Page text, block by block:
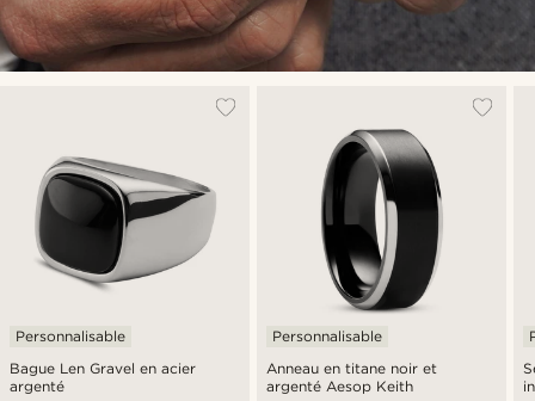
Bague Len Gravel en acier
argenté
Personnalisable
Anneau en titane noir et
argenté Aesop Keith
Personnalisable